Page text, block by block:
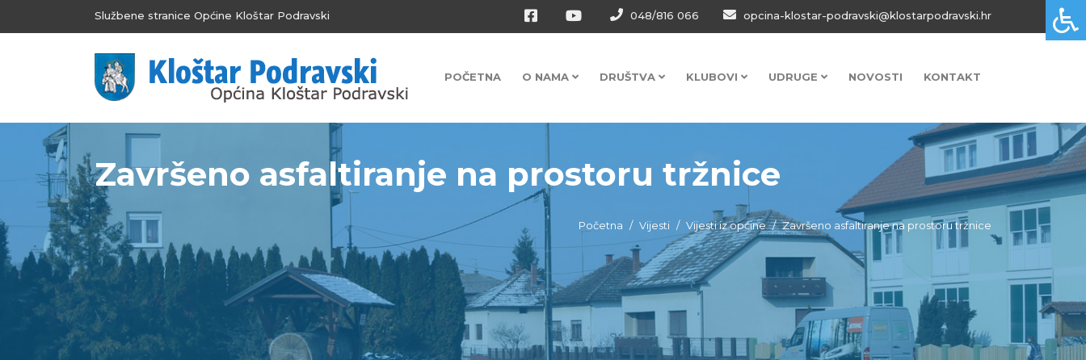
Službene stranice Općine Kloštar Podravski 048/816 066 opcina-klostar-podravski@klostarpodravski.hr
POČETNA O NAMA DRUŠTVA KLUBOVI UDRUGE NOVOSTI KONTAKT
Završeno asfaltiranje na prostoru tržnice
Početna Vijesti Vijesti iz općine Završeno asfaltiranje na prostoru tržnice